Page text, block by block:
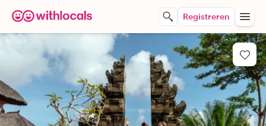
Registreren